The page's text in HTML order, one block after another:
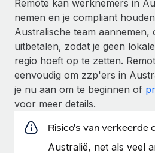
Remote kan werknemers in
nemen en je compliant
Australische team aannemen,
uitbetalen, zodat je geen
regio hoeft op te zetten.
eenvoudig om zzp'ers in
je nu aan om te beginnen of
voor meer details.
Risico's van verkeerde
Australië, net als veel